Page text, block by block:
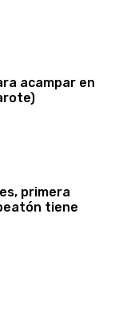
acampar en
primera
tiene